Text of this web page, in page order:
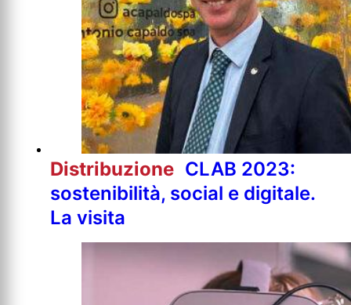
Distribuzione CLAB 2023:
sostenibilità, social e digitale.
La visita